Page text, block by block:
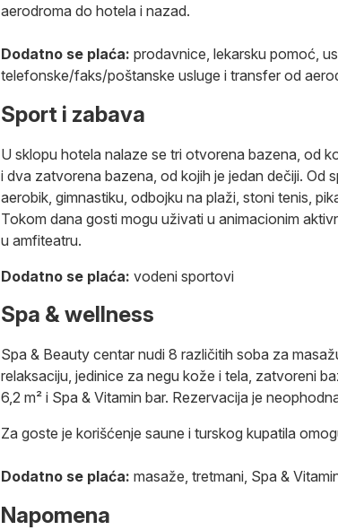
aerodroma do hotela i nazad.
Dodatno se plaća: prodavnice, lekarsku pomoć,
telefonske/faks/poštanske usluge i transfer od
Sport i zabava
U sklopu hotela nalaze se tri otvorena bazena, od
i dva zatvorena bazena, od kojih je jedan dečiji. Od
aerobik, gimnastiku, odbojku na plaži, stoni tenis,
Tokom dana gosti mogu uživati u animacionim
u amfiteatru.
Dodatno se plaća: vodeni sportovi
Spa & wellness
Spa & Beauty centar nudi 8 različitih soba za
relaksaciju, jedinice za negu kože i tela, zatvoreni
6,2 m² i Spa & Vitamin bar. Rezervacija je
Za goste je korišćenje saune i turskog kupatila
Dodatno se plaća: masaže, tretmani, Spa &
Napomena